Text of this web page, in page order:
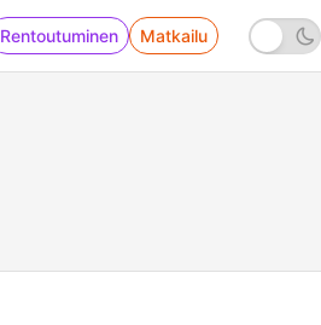
Rentoutuminen Matkailu